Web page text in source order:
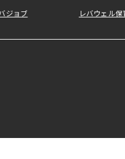
ジョブ レバウェル